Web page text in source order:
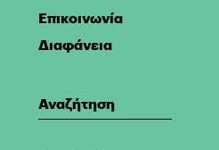
Επικοινωνία
Διαφάνεια